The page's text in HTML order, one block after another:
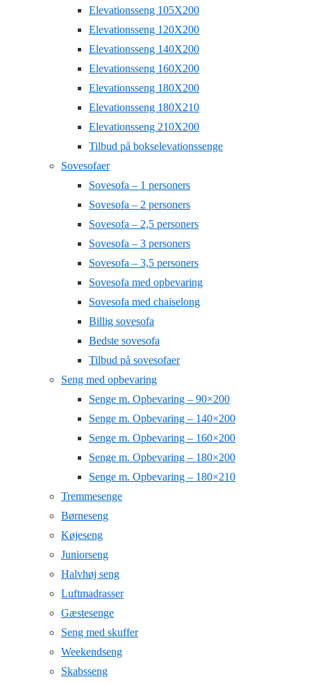
Elevationsseng 105X200
Elevationsseng 120X200
Elevationsseng 140X200
Elevationsseng 160X200
Elevationsseng 180X200
Elevationsseng 180X210
Elevationsseng 210X200
Tilbud på bokselevationssenge
Sovesofaer
Sovesofa – 1 personers
Sovesofa – 2 personers
Sovesofa – 2,5 personers
Sovesofa – 3 personers
Sovesofa – 3,5 personers
Sovesofa med opbevaring
Sovesofa med chaiselong
Billig sovesofa
Bedste sovesofa
Tilbud på sovesofaer
Seng med opbevaring
Senge m. Opbevaring – 90×200
Senge m. Opbevaring – 140×200
Senge m. Opbevaring – 160×200
Senge m. Opbevaring – 180×200
Senge m. Opbevaring – 180×210
Tremmesenge
Børneseng
Køjeseng
Juniorseng
Halvhøj seng
Luftmadrasser
Gæstesenge
Seng med skuffer
Weekendseng
Skabsseng